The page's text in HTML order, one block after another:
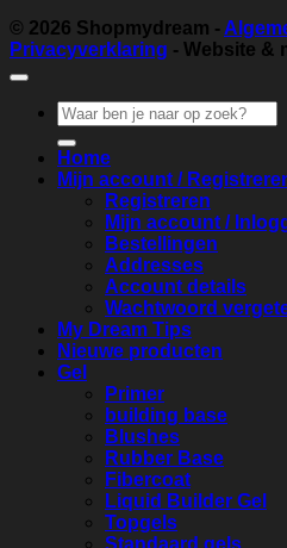
© 2026 Shopmydream -
Privacyverklaring - Website &
Zoeken
naar:
Home
Mijn account /
Registreren
Mijn account /
Bestellingen
Addresses
Account details
Wachtwoord
My Dream Tips
Nieuwe producten
Gel
Primer
building base
Blushes
Rubber Base
Fibercoat
Liquid Builder Gel
Topgels